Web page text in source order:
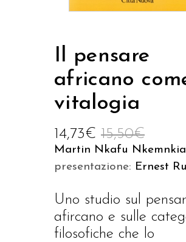
Il pensare
africano
vitalogia
15,50€
14,73€
Martin Nkafu Nkemnkia
presentazione: Ernest
Uno studio sul
afircano e sulle
filosofiche che lo